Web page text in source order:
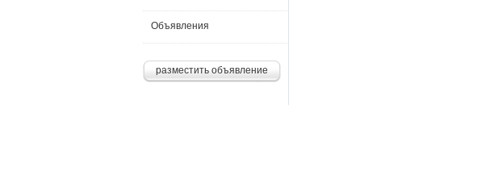
Объявления
разместить объявление